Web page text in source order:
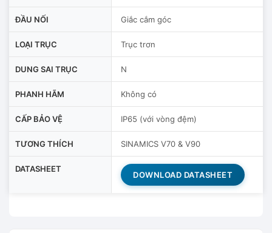
ĐẦU NỐI Giắc cắm góc
LOẠI TRỤC Trục trơn
DUNG SAI TRỤC N
PHANH HÃM Không có
CẤP BẢO VỆ IP65 (với vòng đệm)
TƯƠNG THÍCH SINAMICS V70 & V90
DATASHEET
DOWNLOAD DATASHEET